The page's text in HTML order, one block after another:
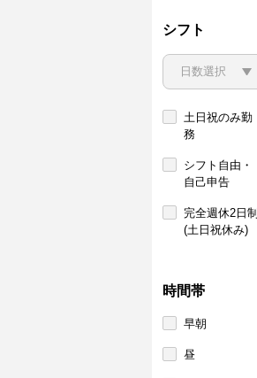
シフト
土日祝のみ勤
務
シフト自由・
自己申告
完全週休2日制
(土日祝休み)
時間帯
早朝
昼